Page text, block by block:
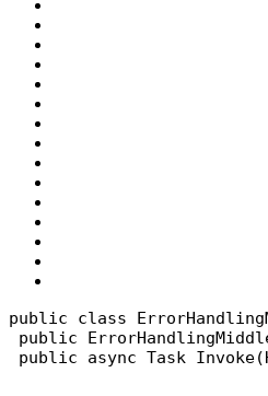
public class
public
public async Task